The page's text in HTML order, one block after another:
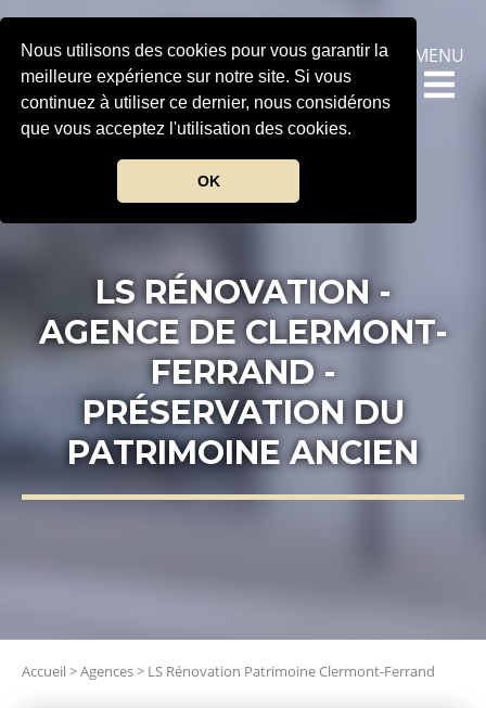
Nous utilisons des cookies pour vous garantir la
meilleure expérience sur notre site. Si vous
continuez à utiliser ce dernier, nous considérons
que vous acceptez l'utilisation des cookies.
OK
.
MENU
LS RÉNOVATION -
AGENCE DE CLERMONT-
FERRAND -
PRÉSERVATION DU
PATRIMOINE ANCIEN
Accueil >Agences> LS Rénovation Patrimoine Clermont-Ferrand